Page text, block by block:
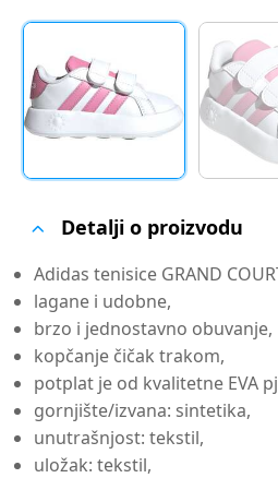
Detalji o proizvodu
Adidas tenisice GRAND
lagane i udobne,
brzo i jednostavno obuvanje,
kopčanje čičak trakom,
potplat je od kvalitetne EVA
gornjište/izvana: sintetika,
unutrašnjost: tekstil,
uložak: tekstil,